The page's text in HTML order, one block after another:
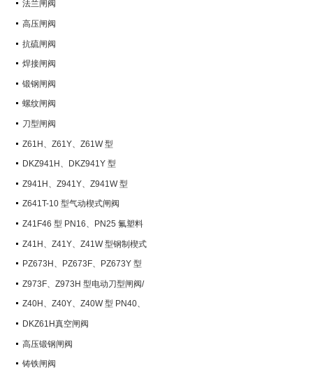
法兰闸阀
高压闸阀
抗硫闸阀
焊接闸阀
锻钢闸阀
螺纹闸阀
刀型闸阀
Z61H、Z61Y、Z61W 型
PN100~PN160 承插焊楔式闸阀
DKZ941H、DKZ941Y 型
PN10~PN100 钢制真空闸阀
Z941H、Z941Y、Z941W 型
PN100~PN200 钢制电动楔式闸阀
Z641T-10 型气动楔式闸阀
Z41F46 型 PN16、PN25 氟塑料
衬里楔式闸阀
Z41H、Z41Y、Z41W 型钢制楔式
闸阀PZ673H、PZ673F、PZ673Y 型
气动刀型闸阀/刀闸阀
Z973F、Z973H 型电动刀型闸阀/
刀闸阀
Z40H、Z40Y、Z40W 型 PN40、
PN63 钢制楔式闸阀
DKZ61H真空闸阀
高压锻钢闸阀
铸铁闸阀